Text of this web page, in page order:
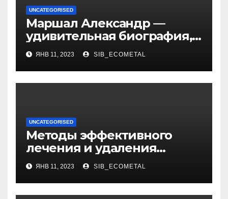
UNCATEGORISED
Маршал Александр —
удивительная биография,
интересные факты о жене,
уникальная личная жизнь
и восхитительные дети
ЯНВ 11, 2023 SIB_ECOMETAL
UNCATEGORISED
Методы эффективного
лечения и удаления
папиллом: аппаратные,
хирургические способы,
медикаменты
ЯНВ 11, 2023 SIB_ECOMETAL